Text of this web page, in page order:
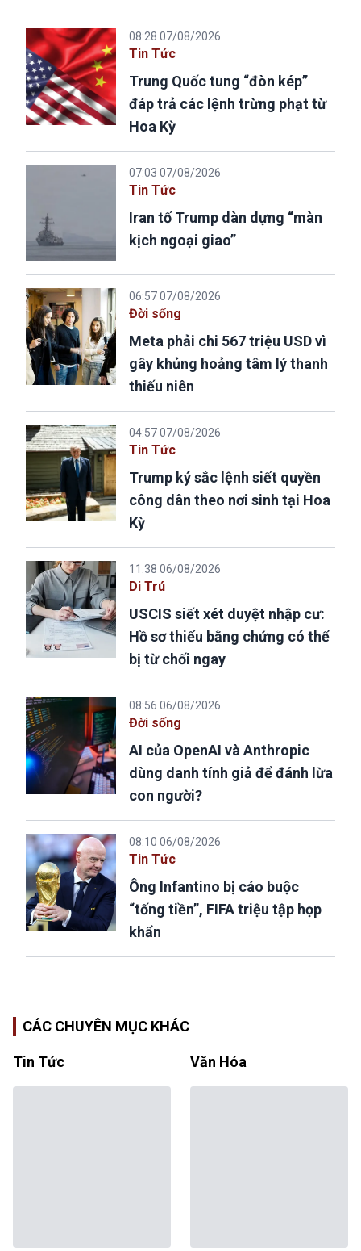
08:28 07/08/2026
Tin Tức
Trung Quốc tung “đòn kép”
đáp trả các lệnh trừng phạt từ
Hoa Kỳ
07:03 07/08/2026
Tin Tức
Iran tố Trump dàn dựng “màn
kịch ngoại giao”
06:57 07/08/2026
Đời sống
Meta phải chi 567 triệu USD vì
gây khủng hoảng tâm lý thanh
thiếu niên
04:57 07/08/2026
Tin Tức
Trump ký sắc lệnh siết quyền
công dân theo nơi sinh tại Hoa
Kỳ
11:38 06/08/2026
Di Trú
USCIS siết xét duyệt nhập cư:
Hồ sơ thiếu bằng chứng có thể
bị từ chối ngay
08:56 06/08/2026
Đời sống
AI của OpenAI và Anthropic
dùng danh tính giả để đánh lừa
con người?
08:10 06/08/2026
Tin Tức
Ông Infantino bị cáo buộc
“tống tiền”, FIFA triệu tập họp
khẩn
CÁC CHUYÊN MỤC KHÁC
Tin Tức Văn Hóa